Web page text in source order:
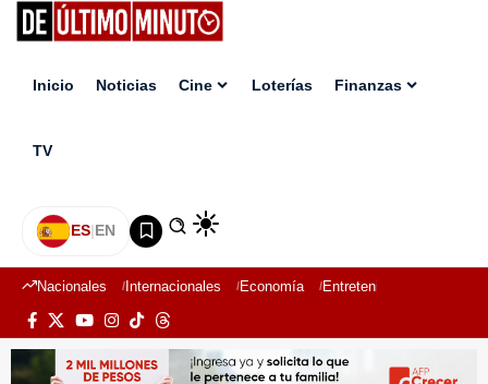
Inicio Noticias Cine Loterías Finanzas
TV
ES|EN
Nacionales Internacionales Economía Entretenimiento